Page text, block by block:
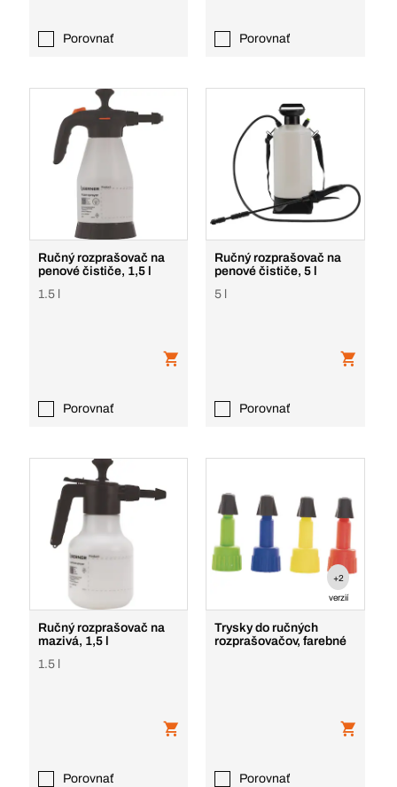
Porovnať Porovnať
Ručný rozprašovač na
penové čističe, 1,5 l
1.5 l
Porovnať
Ručný rozprašovač na
penové čističe, 5 l
5 l
Porovnať
Ručný rozprašovač na
mazivá, 1,5 l
1.5 l
Porovnať
+2
verzií
Trysky do ručných
rozprašovačov, farebné
Porovnať